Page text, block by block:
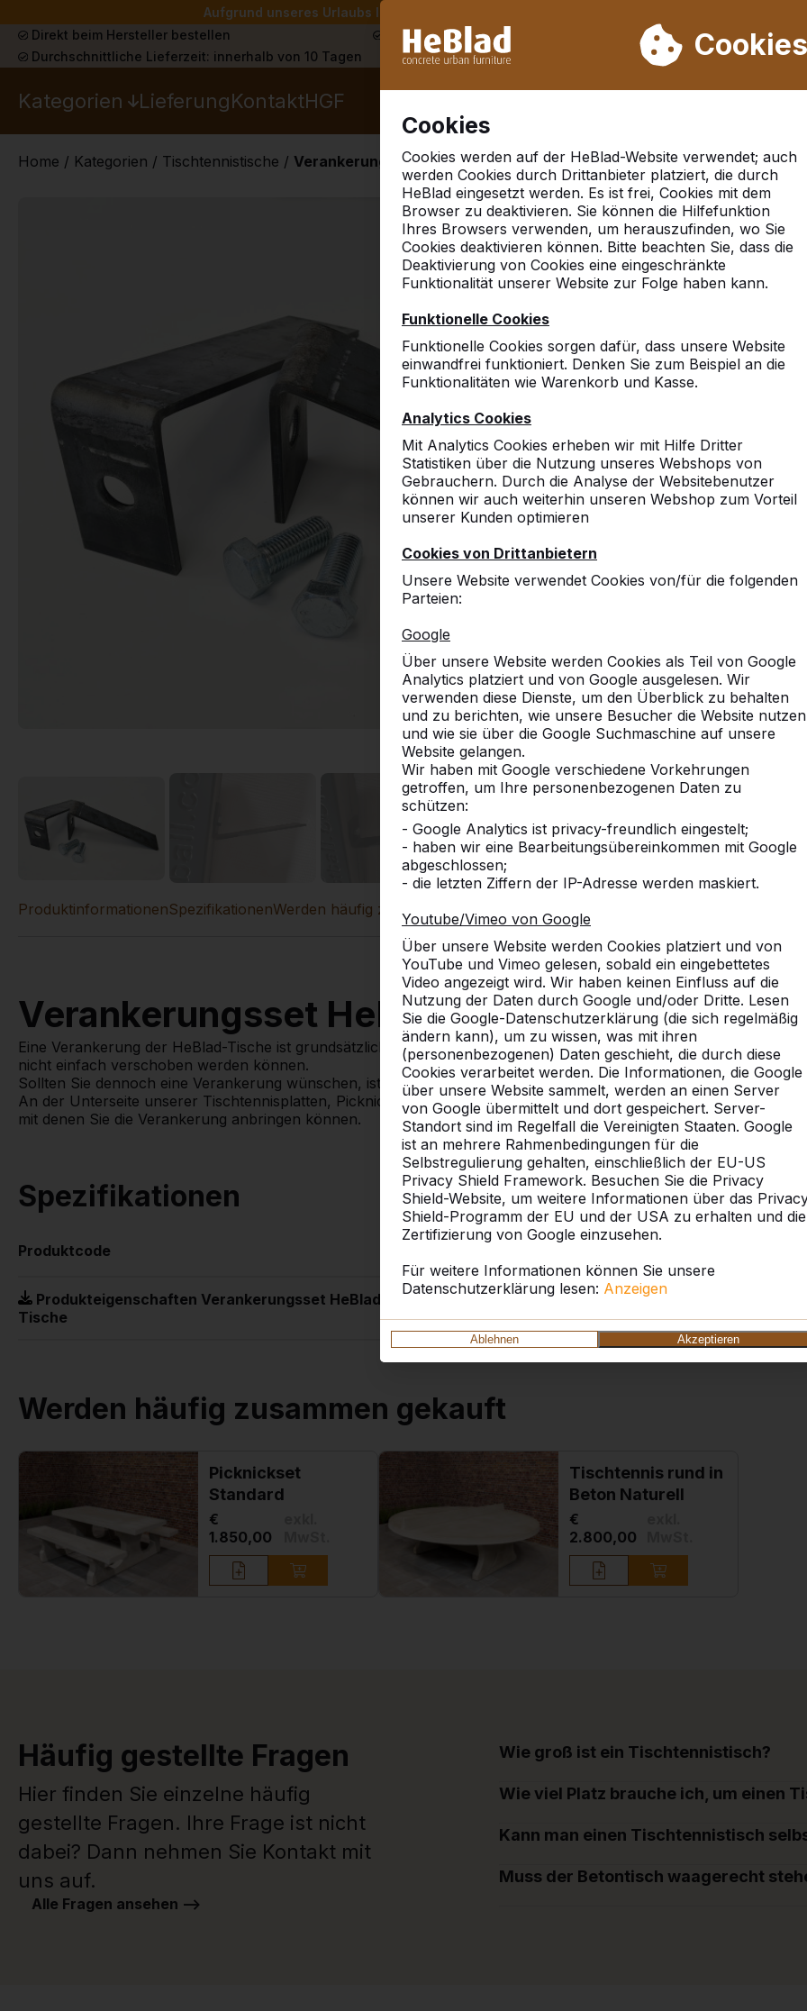
Aufgrund unseres Urlaubs liefern wir von Woche 31 bis Woche 33 nicht. Bitte
Cookies
Cookies
Cookies werden auf der HeBlad-Website verwendet; auch
werden Cookies durch Drittanbieter platziert, die durch
HeBlad eingesetzt werden. Es ist frei, Cookies mit dem
Browser zu deaktivieren. Sie können die Hilfefunktion
Ihres Browsers verwenden, um herauszufinden, wo Sie
Cookies deaktivieren können. Bitte beachten Sie, dass die
Deaktivierung von Cookies eine eingeschränkte
Funktionalität unserer Website zur Folge haben kann.
Funktionelle Cookies
Funktionelle Cookies sorgen dafür, dass unsere Website
einwandfrei funktioniert. Denken Sie zum Beispiel an die
Funktionalitäten wie Warenkorb und Kasse.
Analytics Cookies
Mit Analytics Cookies erheben wir mit Hilfe Dritter
Statistiken über die Nutzung unseres Webshops von
Gebrauchern. Durch die Analyse der Websitebenutzer
können wir auch weiterhin unseren Webshop zum Vorteil
unserer Kunden optimieren
Cookies von Drittanbietern
Unsere Website verwendet Cookies von/für die folgenden
Parteien:
Google
Über unsere Website werden Cookies als Teil von Google
Analytics platziert und von Google ausgelesen. Wir
verwenden diese Dienste, um den Überblick zu behalten
und zu berichten, wie unsere Besucher die Website nutzen
und wie sie über die Google Suchmaschine auf unsere
Website gelangen.
Wir haben mit Google verschiedene Vorkehrungen
getroffen, um Ihre personenbezogenen Daten zu
schützen:
- Google Analytics ist privacy-freundlich eingestelt;
- haben wir eine Bearbeitungsübereinkommen mit Google
abgeschlossen;
- die letzten Ziffern der IP-Adresse werden maskiert.
Youtube/Vimeo von Google
Über unsere Website werden Cookies platziert und von
YouTube und Vimeo gelesen, sobald ein eingebettetes
Video angezeigt wird. Wir haben keinen Einfluss auf die
Nutzung der Daten durch Google und/oder Dritte. Lesen
Sie die Google-Datenschutzerklärung (die sich regelmäßig
ändern kann), um zu wissen, was mit ihren
(personenbezogenen) Daten geschieht, die durch diese
Cookies verarbeitet werden. Die Informationen, die Google
über unsere Website sammelt, werden an einen Server
von Google übermittelt und dort gespeichert. Server-
Standort sind im Regelfall die Vereinigten Staaten. Google
ist an mehrere Rahmenbedingungen für die
Selbstregulierung gehalten, einschließlich der EU-US
Privacy Shield Framework. Besuchen Sie die Privacy
Shield-Website, um weitere Informationen über das
Shield-Programm der EU und der USA zu erhalten und die
Zertifizierung von Google einzusehen.
Für weitere Informationen können Sie unsere
Datenschutzerklärung lesen: Anzeigen
Ablehnen Akzeptieren
Direkt beim Hersteller bestellen
Schon mehr als 30.000 Produkten verkauft
Durchschnittliche Lieferzeit: innerhalb von 10 Tagen
Kategorien LieferungKontaktHGF
Home / Kategorien / Tischtennistische / Verankerungsset HeBlad Tische
ProduktinformationenSpezifikationenWerden häufig zusammen gekauft Vergleichbare Produkte
Verankerungsset HeBlad Tische
Eine Verankerung der HeBlad-Tische ist grundsätzlich nicht erforderlich. Die Tische sind so schwer, dass sie
nicht einfach verschoben werden können.
Sollten Sie dennoch eine Verankerung wünschen, ist dies möglich.
An der Unterseite unserer Tischtennisplatten, Picknick-Sets und Kickertische befinden sich Schraubhülsen,
mit denen Sie die Verankerung anbringen können.
Spezifikationen
Produktcode
Produkteigenschaften Verankerungsset HeBlad
Tische
Werden häufig zusammen gekauft
Picknickset
Standard
€
1.850,00
Tischtennis rund in
Beton Naturell
€
2.800,00
Häufig gestellte Fragen
Hier finden Sie einzelne häufig
gestellte Fragen. Ihre Frage ist nicht
dabei? Dann nehmen Sie Kontakt mit
uns auf.
Alle Fragen ansehen -->
Wie groß ist ein Tischtennistisch?
Wie viel Platz brauche ich, um einen
Kann man einen Tischtennistisch
Muss der Betontisch waagerecht